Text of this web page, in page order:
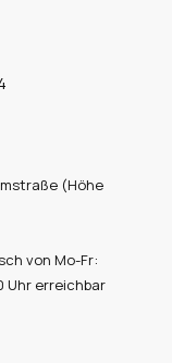
(Höhe
von Mo-Fr:
Uhr erreichbar